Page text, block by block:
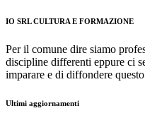
IO SRL CULTURA E FORMAZIONE
Per il comune dire siamo
discipline differenti eppure ci
imparare e di diffondere
Ultimi aggiornamenti